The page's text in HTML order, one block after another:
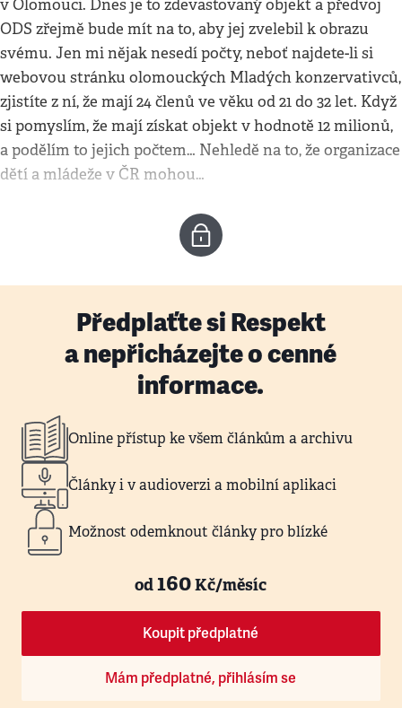
v Olomouci. Dnes je to zdevastovaný objekt a předvoj
ODS zřejmě bude mít na to, aby jej zvelebil k obrazu
svému. Jen mi nějak nesedí počty, neboť najdete-li si
webovou stránku olomouckých Mladých konzervativců,
zjistíte z ní, že mají 24 členů ve věku od 21 do 32 let. Když
si pomyslím, že mají získat objekt v hodnotě 12 milionů,
a podělím to jejich počtem… Nehledě na to, že organizace
dětí a mládeže v ČR mohou…
Předplaťte si Respekt
a nepřicházejte o cenné
informace.
Online přístup ke všem článkům a archivu
Články i v audioverzi a mobilní aplikaci
Možnost odemknout články pro blízké
od160Kč/měsíc
Koupit předplatné
Mám předplatné, přihlásím se